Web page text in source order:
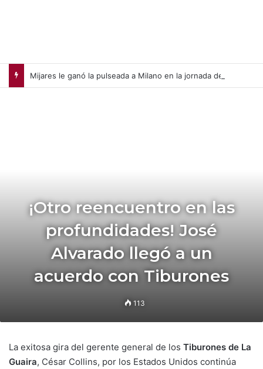
¡Otro reencuentro en las
profundidades! José
Alvarado llegó a un
acuerdo con Tiburones
113
La exitosa gira del gerente general de los Tiburones de La
Guaira, César Collins, por los Estados Unidos continúa